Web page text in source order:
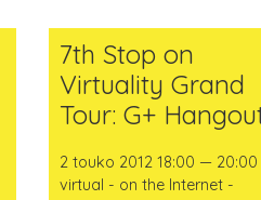
7th Stop on
Virtuality Grand
Tour: G+
2 touko 2012 18:00 — 20:00
virtual - on the Internet -